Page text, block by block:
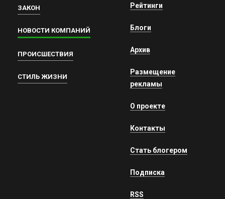
ЗАКОН
НОВОСТИ КОМПАНИЙ
ПРОИСШЕСТВИЯ
СТИЛЬ ЖИЗНИ
Рейтинги
Блоги
Архив
Размещение
рекламы
О проекте
Контакты
Стать блогером
Подписка
RSS